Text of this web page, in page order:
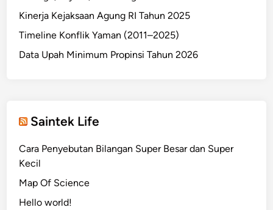
Kinerja Kejaksaan Agung RI Tahun 2025
Timeline Konflik Yaman (2011–2025)
Data Upah Minimum Propinsi Tahun 2026
Saintek Life
Cara Penyebutan Bilangan Super Besar dan Super
Kecil
Map Of Science
Hello world!